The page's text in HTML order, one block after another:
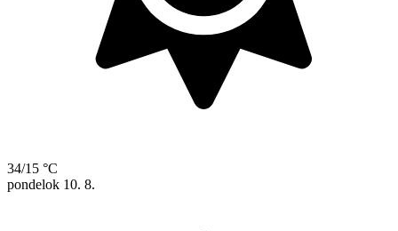
34/15 °C
pondelok 10. 8.